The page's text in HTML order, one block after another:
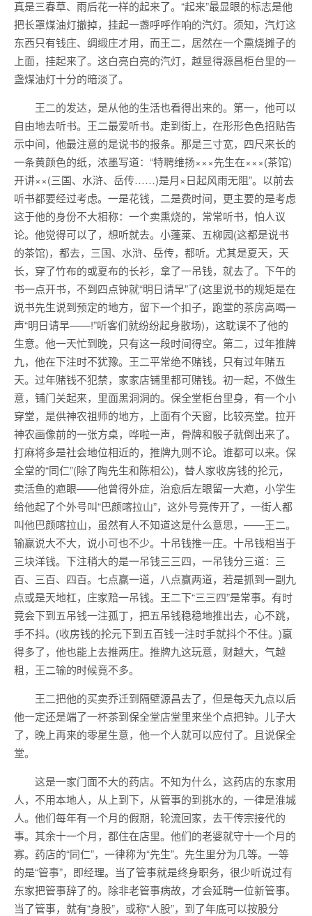
真是三春草、雨后花一样的起来了。“起来”最显眼的标志是他
把长罩煤油灯撤掉，挂起一盏呼呼作响的汽灯。须知，汽灯这
东西只有钱庄、绸缎庄才用，而王二，居然在一个熏烧摊子的
上面，挂起来了。这白亮白亮的汽灯，越显得源昌柜台里的一
盏煤油灯十分的暗淡了。
王二的发达，是从他的生活也看得出来的。第一，他可以
自由地去听书。王二最爱听书。走到街上，在形形色色招贴告
示中间，他最注意的是说书的报条。那是三寸宽，四尺来长的
一条黄颜色的纸，浓墨写道：“特聘维扬×××先生在×××(茶馆)
开讲××(三国、水浒、岳传……)是月×日起风雨无阻”。以前去
听书都要经过考虑。一是花钱，二是费时间，更主要的是考虑
这于他的身份不大相称：一个卖熏烧的，常常听书，怕人议
论。他觉得可以了，想听就去。小蓬莱、五柳园(这都是说书
的茶馆)，都去，三国、水浒、岳传，都听。尤其是夏天，天
长，穿了竹布的或夏布的长衫，拿了一吊钱，就去了。下午的
书一点开书，不到四点钟就“明日请早”了(这里说书的规矩是在
说书先生说到预定的地方，留下一个扣子，跑堂的茶房高喝一
声“明日请早——!”听客们就纷纷起身散场)，这耽误不了他的
生意。他一天忙到晚，只有这一段时间得空。第二，过年推牌
九，他在下注时不犹豫。王二平常绝不赌钱，只有过年赌五
天。过年赌钱不犯禁，家家店铺里都可赌钱。初一起，不做生
意，铺门关起来，里面黑洞洞的。保全堂柜台里身，有一个小
穿堂，是供神农祖师的地方，上面有个天窗，比较亮堂。拉开
神农画像前的一张方桌，哗啦一声，骨牌和骰子就倒出来了。
打麻将多是社会地位相近的，推牌九则不论。谁都可以来。保
全堂的“同仁”(除了陶先生和陈相公)，替人家收房钱的抡元，
卖活鱼的疤眼——他曾得外症，治愈后左眼留一大疤，小学生
给他起了个外号叫“巴颜喀拉山”，这外号竟传开了，一街人都
叫他巴颜喀拉山，虽然有人不知道这是什么意思，——王二。
输赢说大不大，说小可也不少。十吊钱推一庄。十吊钱相当于
三块洋钱。下注稍大的是一吊钱三三四，一吊钱分三道：三
百、三百、四百。七点赢一道，八点赢两道，若是抓到一副九
点或是天地杠，庄家赔一吊钱。王二下“三三四”是常事。有时
竟会下到五吊钱一注孤丁，把五吊钱稳稳地推出去，心不跳，
手不抖。(收房钱的抡元下到五百钱一注时手就抖个不住。)赢
得多了，他也能上去推两庄。推牌九这玩意，财越大，气越
粗，王二输的时候竟不多。
王二把他的买卖乔迁到隔壁源昌去了，但是每天九点以后
他一定还是端了一杯茶到保全堂店堂里来坐个点把钟。儿子大
了，晚上再来的零星生意，他一个人就可以应付了。且说保全
堂。
这是一家门面不大的药店。不知为什么，这药店的东家用
人，不用本地人，从上到下，从管事的到挑水的，一律是淮城
人。他们每年有一个月的假期，轮流回家，去干传宗接代的
事。其余十一个月，都住在店里。他们的老婆就守十一个月的
寡。药店的“同仁”，一律称为“先生”。先生里分为几等。一等
的是“管事”，即经理。当了管事就是终身职务，很少听说过有
东家把管事辞了的。除非老管事病故，才会延聘一位新管事。
当了管事，就有“身股”，或称“人股”，到了年底可以按股分